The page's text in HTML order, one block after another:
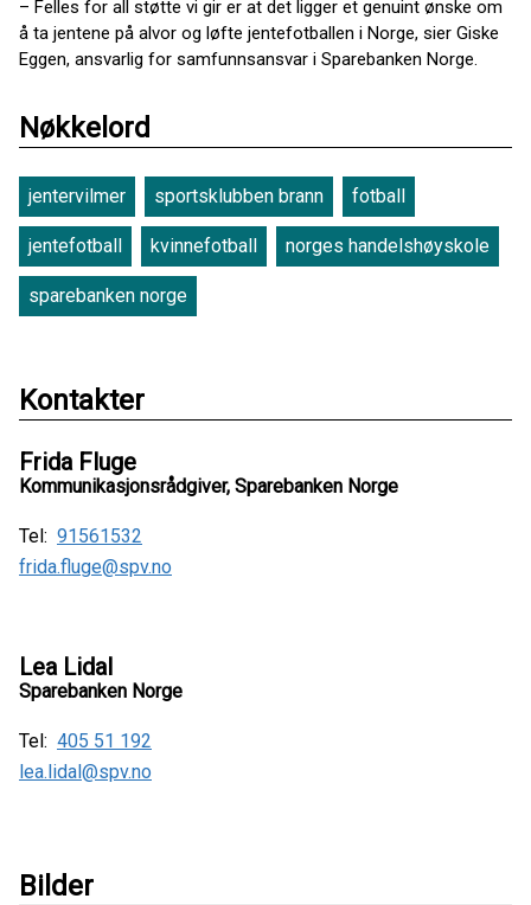
– Felles for all støtte vi gir er at det ligger et genuint ønske om
å ta jentene på alvor og løfte jentefotballen i Norge, sier Giske
Eggen, ansvarlig for samfunnsansvar i Sparebanken Norge.
Nøkkelord
jentervilmer sportsklubben brann fotball
jentefotball kvinnefotball norges handelshøyskole
sparebanken norge
Kontakter
Frida Fluge
Kommunikasjonsrådgiver, Sparebanken Norge
Tel: 91561532
frida.fluge@spv.no
Lea Lidal
Sparebanken Norge
Tel: 405 51 192
lea.lidal@spv.no
Bilder